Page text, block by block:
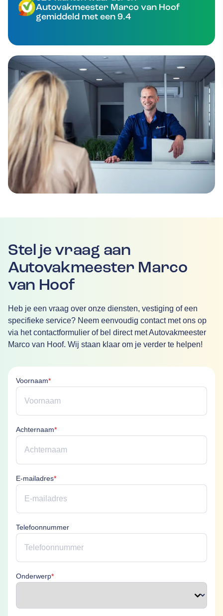
Autovakmeester Marco van Hoof
gemiddeld met een 9.4
Stel je vraag aan
Autovakmeester Marco
van Hoof
Heb je een vraag over onze diensten, vestiging of een
specifieke service? Neem eenvoudig contact met ons op
via het contactformulier of bel direct met Autovakmeester
Marco van Hoof. Wij staan klaar om je verder te helpen!
Voornaam*Voornaam is verplicht
Achternaam*Achternaam is verplicht
E-mailadres*E-mailadres is verplicht
Telefoonnummer
Onderwerp*Onderwerp is verplicht